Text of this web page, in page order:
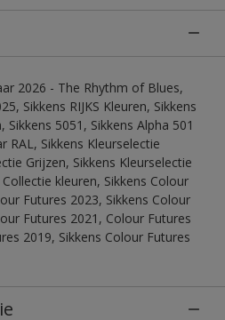
2026 - The Rhythm of Blues,
Sikkens RIJKS Kleuren, Sikkens
Sikkens 5051, Sikkens Alpha 501
RAL, Sikkens Kleurselectie
Grijzen, Sikkens Kleurselectie
kleuren, Sikkens Colour
Futures 2023, Sikkens Colour
Futures 2021, Colour Futures
2019, Sikkens Colour Futures